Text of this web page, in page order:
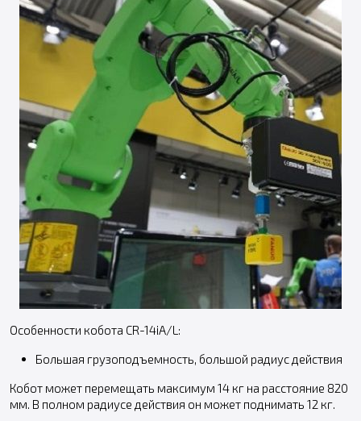
Особенности кобота CR-14iA/L:
Большая грузоподъемность, большой радиус действия
Кобот может перемещать максимум 14 кг на расстояние 820
мм. В полном радиусе действия он может поднимать 12 кг.